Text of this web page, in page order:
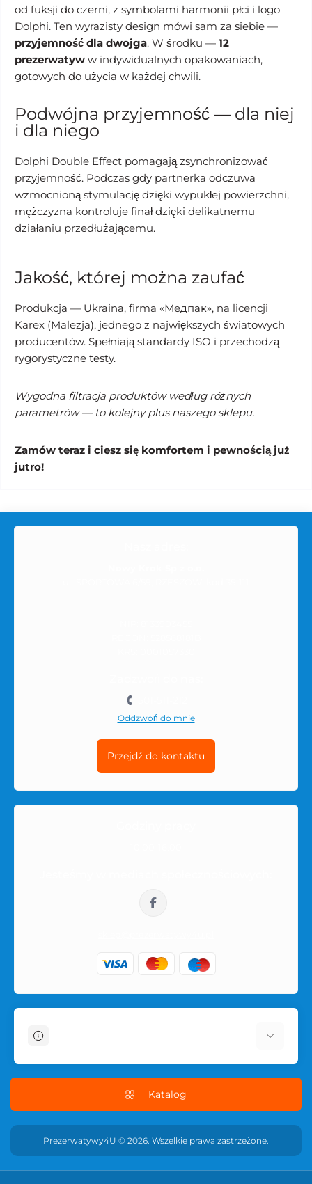
od fuksji do czerni, z symbolami harmonii płci i logo
Dolphi. Ten wyrazisty design mówi sam za siebie —
przyjemność dla dwojga. W środku — 12
prezerwatyw w indywidualnych opakowaniach,
gotowych do użycia w każdej chwili.
Podwójna przyjemność — dla niej
i dla niego
Dolphi Double Effect pomagają zsynchronizować
przyjemność. Podczas gdy partnerka odczuwa
wzmocnioną stymulację dzięki wypukłej powierzchni,
mężczyzna kontroluje finał dzięki delikatnemu
działaniu przedłużającemu.
Jakość, której można zaufać
Produkcja — Ukraina, firma «Медпак», na licencji
Karex (Malezja), jednego z największych światowych
producentów. Spełniają standardy ISO i przechodzą
rygorystyczne testy.
Wygodna filtracja produktów według różnych
parametrów — to kolejny plus naszego sklepu.
Zamów teraz i ciesz się komfortem i pewnością już
jutro!
Oddzwoń do mnie
Przejdź do kontaktu
Regulamin sklepu
Skontaktuj się z nami
Katalog
Prezerwatywy4U © 2026. Wszelkie prawa zastrzeżone.